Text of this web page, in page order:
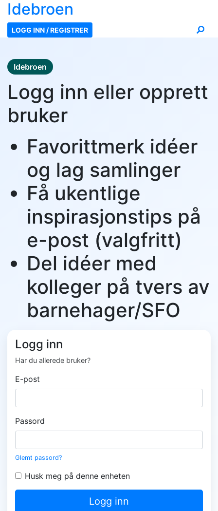
Idebroen
LOGG INN / REGISTRER
Idebroen
Logg inn eller opprett
bruker
Favorittmerk idéer
og lag samlinger
Få ukentlige
inspirasjonstips på
e-post (valgfritt)
Del idéer med
kolleger på tvers av
barnehager/SFO
Logg inn
Har du allerede bruker?
E-post
Passord
Glemt passord?
Husk meg på denne enheten
Logg inn